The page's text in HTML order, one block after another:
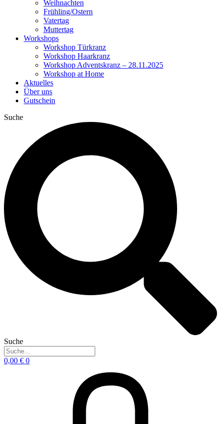
Weihnachten
Frühling/Ostern
Vatertag
Muttertag
Workshops
Workshop Türkranz
Workshop Haarkranz
Workshop Adventskranz – 28.11.2025
Workshop at Home
Aktuelles
Über uns
Gutschein
Suche
Suche
0,00 € 0